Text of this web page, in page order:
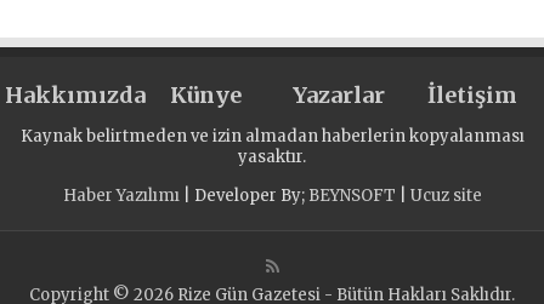
Hakkımızda Künye Yazarlar İletişim
Kaynak belirtmeden ve izin almadan haberlerin kopyalanması
yasaktır.
Haber Yazılımı| Developer By; BEYNSOFT Ucuz site
Copyright © 2026 Rize Gün Gazetesi - Bütün Hakları Saklıdır.